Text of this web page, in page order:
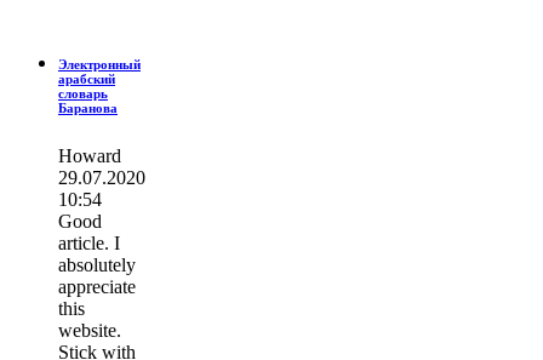
Электронный
арабский
словарь
Баранова
Howard
29.07.2020
10:54
Good
article. I
absolutely
appreciate
this
website.
Stick with